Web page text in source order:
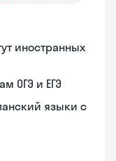
иностранных
ОГЭ и ЕГЭ
языки с